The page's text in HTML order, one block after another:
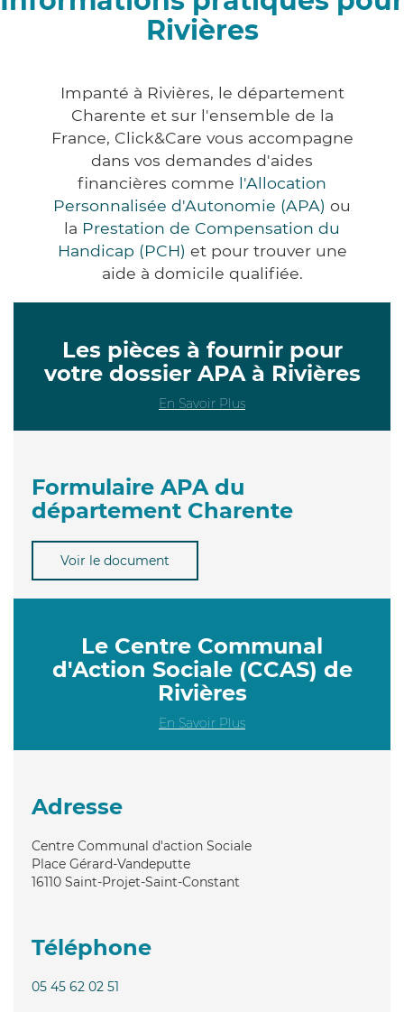
Rivières
Impanté à Rivières, le département
Charente et sur l'ensemble de la
France, Click&Care vous accompagne
dans vos demandes d'aides
financières comme l'Allocation
Personnalisée d'Autonomie (APA) ou
la Prestation de Compensation du
Handicap (PCH) et pour trouver une
aide à domicile qualifiée.
Les pièces à fournir pour
votre dossier APA à Rivières
En Savoir Plus
Formulaire APA du
département Charente
Voir le document
Le Centre Communal
d'Action Sociale (CCAS) de
Rivières
En Savoir Plus
Adresse
Centre Communal d'action Sociale
Place Gérard-Vandeputte
16110 Saint-Projet-Saint-Constant
Téléphone
05 45 62 02 51